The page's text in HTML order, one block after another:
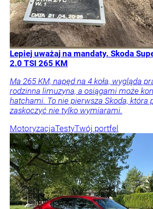
Lepiej uważaj na mandaty. Skoda
2.0 TSI 265 KM
Ma 265 KM, napęd na 4 koła, wygląda
rodzinna limuzyna, a osiągami może
hatchami. To nie pierwsza Skoda, która
zaskoczyć nie tylko wymiarami.
MotoryzacjaTestyTwój portfel